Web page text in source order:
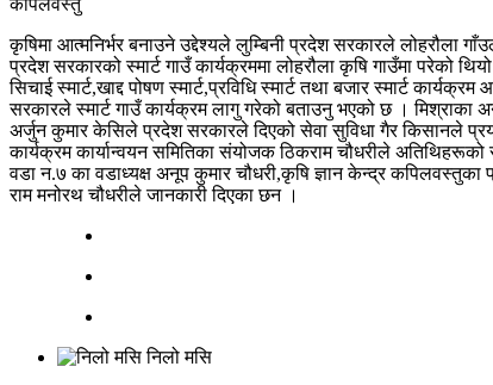
कृषिमा आत्मनिर्भर बनाउने उद्देश्यले लुम्बिनी प्रदेश सरकारले लोहरौला
प्रदेश सरकारको स्मार्ट गाउँ कार्यक्रममा लोहरौला कृषि गाउँमा परेको
सिचाई स्मार्ट,खाद्द पोषण स्मार्ट,प्रविधि स्मार्ट तथा बजार स्मार्ट
सरकारले स्मार्ट गाउँ कार्यक्रम लागु गरेको बताउनु भएको छ । मिश्राका
अर्जुन कुमार केसिले प्रदेश सरकारले दिएको सेवा सुविधा गैर किसानले
कार्यक्रम कार्यान्वयन समितिका संयोजक ठिकराम चौधरीले
वडा न.७ का वडाध्यक्ष अनूप कुमार चौधरी,कृषि ज्ञान केन्द्र
राम मनोरथ चौधरीले जानकारी दिएका छन ।
निलो मसि